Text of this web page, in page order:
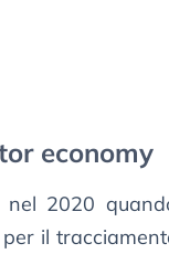
economy
2020
il